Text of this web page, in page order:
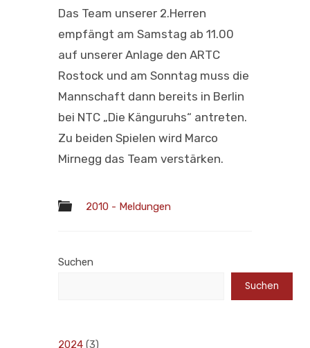
Das Team unserer 2.Herren
empfängt am Samstag ab 11.00
auf unserer Anlage den ARTC
Rostock und am Sonntag muss die
Mannschaft dann bereits in Berlin
bei NTC „Die Känguruhs“ antreten.
Zu beiden Spielen wird Marco
Mirnegg das Team verstärken.
2010 - Meldungen
Suchen
Suchen
2024 (3)